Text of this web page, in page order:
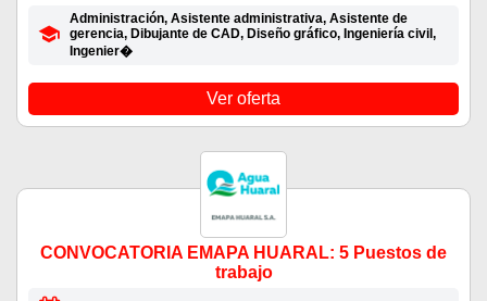
Administración, Asistente administrativa, Asistente de
gerencia, Dibujante de CAD, Diseño gráfico, Ingeniería civil,
Ingenier�
Ver oferta
CONVOCATORIA EMAPA HUARAL: 5 Puestos de
trabajo